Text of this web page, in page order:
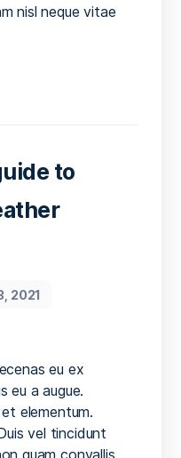
nisl neque vitae
to
2021
eu ex
eu a augue.
elementum.
vel tincidunt
quam convallis